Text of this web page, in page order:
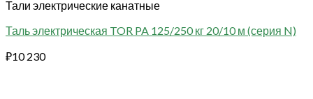
Тали электрические канатные
Таль электрическая TOR PA 125/250 кг 20/10 м (серия N)
₽10 230